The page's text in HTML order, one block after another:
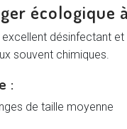
écologique
excellent désinfectant
souvent chimiques.
:
de taille moyenne